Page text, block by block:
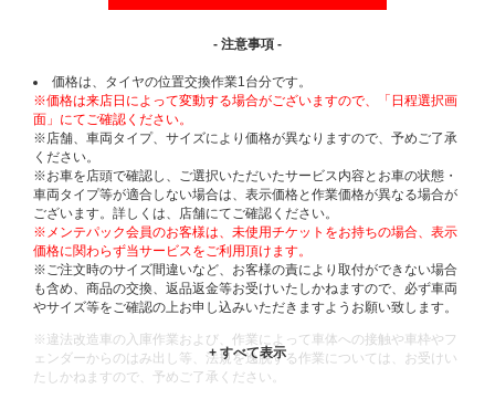
- 注意事項 -
価格は、タイヤの位置交換作業1台分です。
※価格は来店日によって変動する場合がございますので、「日程選択画
面」にてご確認ください。
※店舗、車両タイプ、サイズにより価格が異なりますので、予めご了承
ください。
※お車を店頭で確認し、ご選択いただいたサービス内容とお車の状態・
車両タイプ等が適合しない場合は、表示価格と作業価格が異なる場合が
ございます。詳しくは、店舗にてご確認ください。
※メンテパック会員のお客様は、未使用チケットをお持ちの場合、表示
価格に関わらず当サービスをご利用頂けます。
※ご注文時のサイズ間違いなど、お客様の責により取付ができない場合
も含め、商品の交換、返品返金等お受けいたしかねますので、必ず車両
やサイズ等をご確認の上お申し込みいただきますようお願い致します。
※違法改造車の入庫作業および、作業によって車体への接触や車枠やフ
ェンダーからのはみ出し等、法規を逸脱する作業については、お受けい
たしかねますので、予めご了承ください。